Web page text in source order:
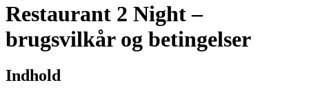
Restaurant 2 Night –
brugsvilkår og betingelser
Indhold